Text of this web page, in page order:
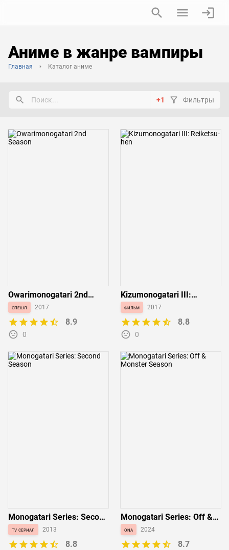
Аниме в жанре вампиры
Главная Каталог аниме
+1 Фильтры
Owarimonogatari 2nd
Season
спешл 2017
8.9
0
Kizumonogatari III:
Reiketsu-hen
фильм 2017
8.8
0
Monogatari Series: Second
Season
tv сериал 2013
8.8
Monogatari Series: Off &
Monster Season
ona 2024
8.7